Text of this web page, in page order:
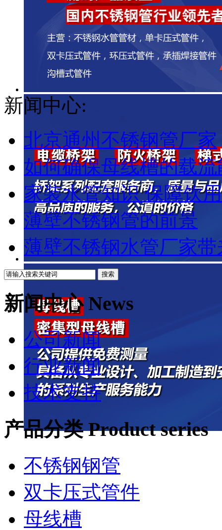
新闻中心:
北京通州不锈钢管厂家
如何确保母线槽的载
家装水管知识 保障饮
薄壁不锈钢管的前景
薄壁不锈钢水管厂家
新闻中心 News
公司新闻
行业新闻
技术支持
产品分类 Product series
不锈钢钢管
双卡压式管件
母线槽